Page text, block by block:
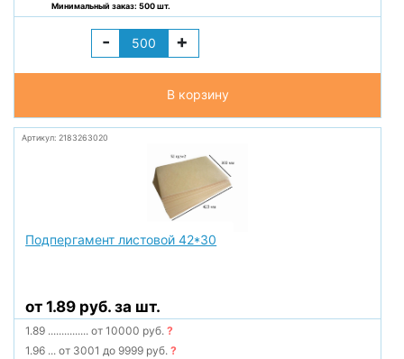
Минимальный заказ: 500 шт.
- +
В корзину
Артикул: 2183263020
Подпергамент листовой 42*30
от 1.89 руб. за шт.
1.89 ............... от 10000 руб.?
1.96 ... от 3001 до 9999 руб.?